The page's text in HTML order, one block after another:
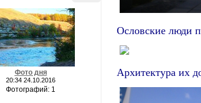
Фото дня
20:34 24.10.2016
Фотографий: 1
Ословские люди
Архитектура их